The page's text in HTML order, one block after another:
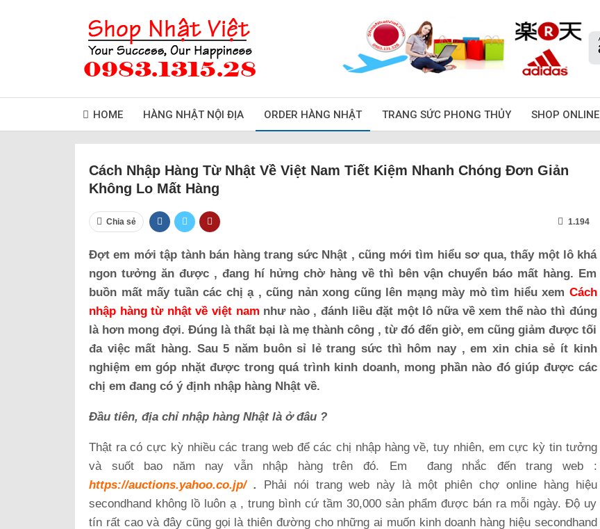
HOME HÀNG NHẬT NỘI ĐỊA ORDER HÀNG NHẬT TRANG SỨC PHONG THỦY SHOP ONLINE
Cách Nhập Hàng Từ Nhật Về Việt Nam Tiết Kiệm Nhanh Chóng Đơn Giản
Không Lo Mất Hàng
Chia sẻ 1.194
Đợt em mới tập tành bán hàng trang sức Nhật , cũng mới tìm hiểu sơ qua, thấy một lô khá
ngon tưởng ăn được , đang hí hửng chờ hàng về thì bên vận chuyển báo mất hàng. Em
buồn mất mấy tuần các chị ạ , cũng nản xong cũng lên mạng mày mò tìm hiểu xem Cách
nhập hàng từ nhật về việt nam như nào , đánh liều đặt một lô nữa về xem thế nào thì đúng
là hơn mong đợi. Đúng là thất bại là mẹ thành công , từ đó đến giờ, em cũng giảm được tối
đa việc mất hàng. Sau 5 năm buôn sỉ lẻ trang sức thì hôm nay , em xin chia sẻ ít kinh
nghiệm em góp nhặt được trong quá trình kinh doanh, mong phần nào đó giúp được các
chị em đang có ý định nhập hàng Nhật về.
Đầu tiên, địa chỉ nhập hàng Nhật là ở đâu ?
Thật ra có cực kỳ nhiều các trang web để các chị nhập hàng về, tuy nhiên, em cực kỳ tin tưởng
và suốt bao năm nay vẫn nhập hàng trên đó. Em đang nhắc đến trang web :
https://auctions.yahoo.co.jp/. Phải nói trang web này là một phiên chợ online hàng hiệu
secondhand không lồ luôn ạ , trung bình cứ tầm 30,000 sản phẩm được bán ra mỗi ngày. Độ uy
tín rất cao và đây cũng gọi là thiên đường cho những ai muốn kinh doanh hàng hiệu secondhand